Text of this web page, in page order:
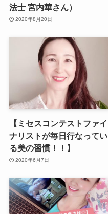
法士 宮内華さん）
2020年8月20日
【ミセスコンテストファイ
ナリストが毎日行なってい
る美の習慣！！】
2020年6月7日